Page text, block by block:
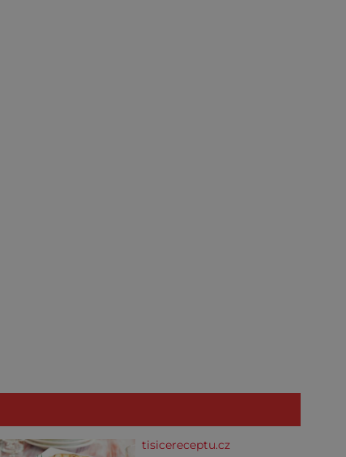
tisicereceptu.cz